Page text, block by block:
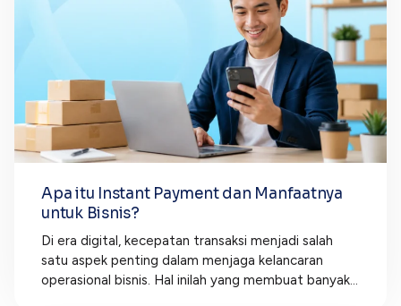
Apa itu Instant Payment dan Manfaatnya
untuk Bisnis?
Di era digital, kecepatan transaksi menjadi salah
satu aspek penting dalam menjaga kelancaran
operasional bisnis. Hal inilah yang membuat banyak...